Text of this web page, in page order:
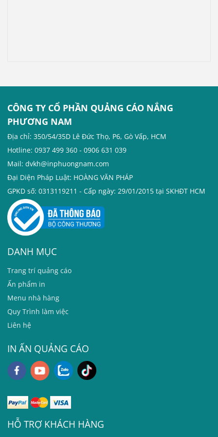
CÔNG TY CỔ PHẦN QUẢNG CÁO NẮNG
PHƯƠNG NAM
Địa chỉ: 350/54/35D Lê Đức Thọ, P6, Gò Vấp, HCM
Hotline: 0937 499 360 - 0906 631 039
Mail: dvkh@inphuongnam.com
Đại Diện Pháp Luật: HOÀNG VĂN PHÁP
GPKD số: 0313119211 - Cấp ngày: 29/01/2015 tại SKHĐT HCM
DANH MỤC
Trang trí quảng cáo
Ấn phẩm in
Menu nhà hàng
Quy Trình làm việc
Liên hệ
IN ẤN QUẢNG CÁO
HỖ TRỢ KHÁCH HÀNG